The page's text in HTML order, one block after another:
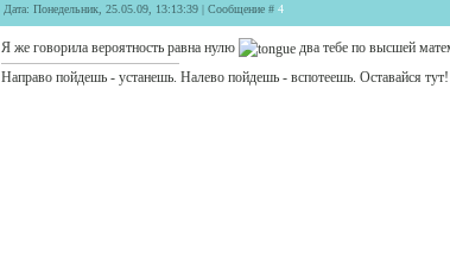
Дата: Понедельник, 25.05.09, 13:13:39 | Сообщение # 4
Я же говорила вероятность равна нулю
два тебе по высшей
Направо пойдешь - устанешь. Налево пойдешь - вспотеешь. Оставайся